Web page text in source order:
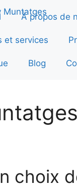
À propos de
et services
Blog
choix